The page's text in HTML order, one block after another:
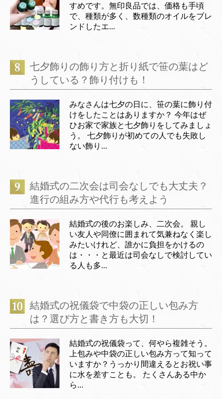
すめです。無印良品では、価格も手頃
で、種類が多く、数種類のオイルをブレ
ンドしたエ...
七夕飾りの飾り方と折り紙で笹の葉はど
うしている？飾り付けも！
みなさんは七夕の日に、笹の葉に飾り付
けをしたことはありますか？ 今年はぜ
ひお家で家族と七夕飾りをしてみましょ
う。 七夕飾りが初めての人でも失敗し
ない飾り...
結婚式の二次会は司会なしでも大丈夫？
進行の組み方や代行も考えよう
結婚式の後のお楽しみ、二次会。 親し
い友人や同僚に囲まれて気兼ねなく楽し
みたいけれど、誰かに負担をかけるの
は・・・と最近は司会なしで検討してい
る人も多...
結婚式の祝儀袋で中袋の正しい包み方
は？選び方と書き方も大切！
結婚式の祝儀袋って、何やら複雑そう。
上包みや中袋の正しい包み方って知って
いますか？うっかり間違えるとお祝い事
に水を差すことも。 たくさんある中か
ら...